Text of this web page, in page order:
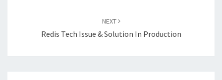
NEXT
Redis Tech Issue & Solution In Production